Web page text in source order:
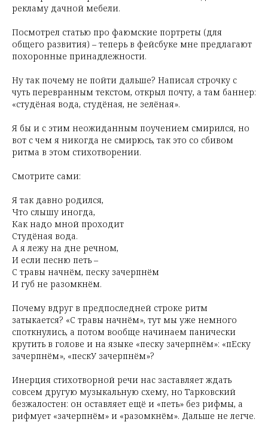
рекламу дачной мебели.
Посмотрел статью про фаюмские портреты (для
общего развития) – теперь в фейсбуке мне предлагают
похоронные принадлежности.
Ну так почему не пойти дальше? Написал строчку с
чуть перевранным текстом, открыл почту, а там баннер:
«студёная вода, студёная, не зелёная».
Я бы и с этим неожиданным поучением смирился, но
вот с чем я никогда не смирюсь, так это со сбивом
ритма в этом стихотворении.
Смотрите сами:
Я так давно родился,
Что слышу иногда,
Как надо мной проходит
Студёная вода.
А я лежу на дне речном,
И если песню петь –
С травы начнём, песку зачерпнём
И губ не разомкнём.
Почему вдруг в предпоследней строке ритм
затыкается? «С травы начнём», тут мы уже немного
споткнулись, а потом вообще начинаем панически
крутить в голове и на языке «песку зачерпнём»: «пЕску
зачерпнём», «пескУ зачерпнём»?
Инерция стихотворной речи нас заставляет ждать
совсем другую музыкальную схему, но Тарковский
безжалостен: он оставляет ещё и «петь» без рифмы, а
рифмует «зачерпнём» и «разомкнём». Дальше не легче.